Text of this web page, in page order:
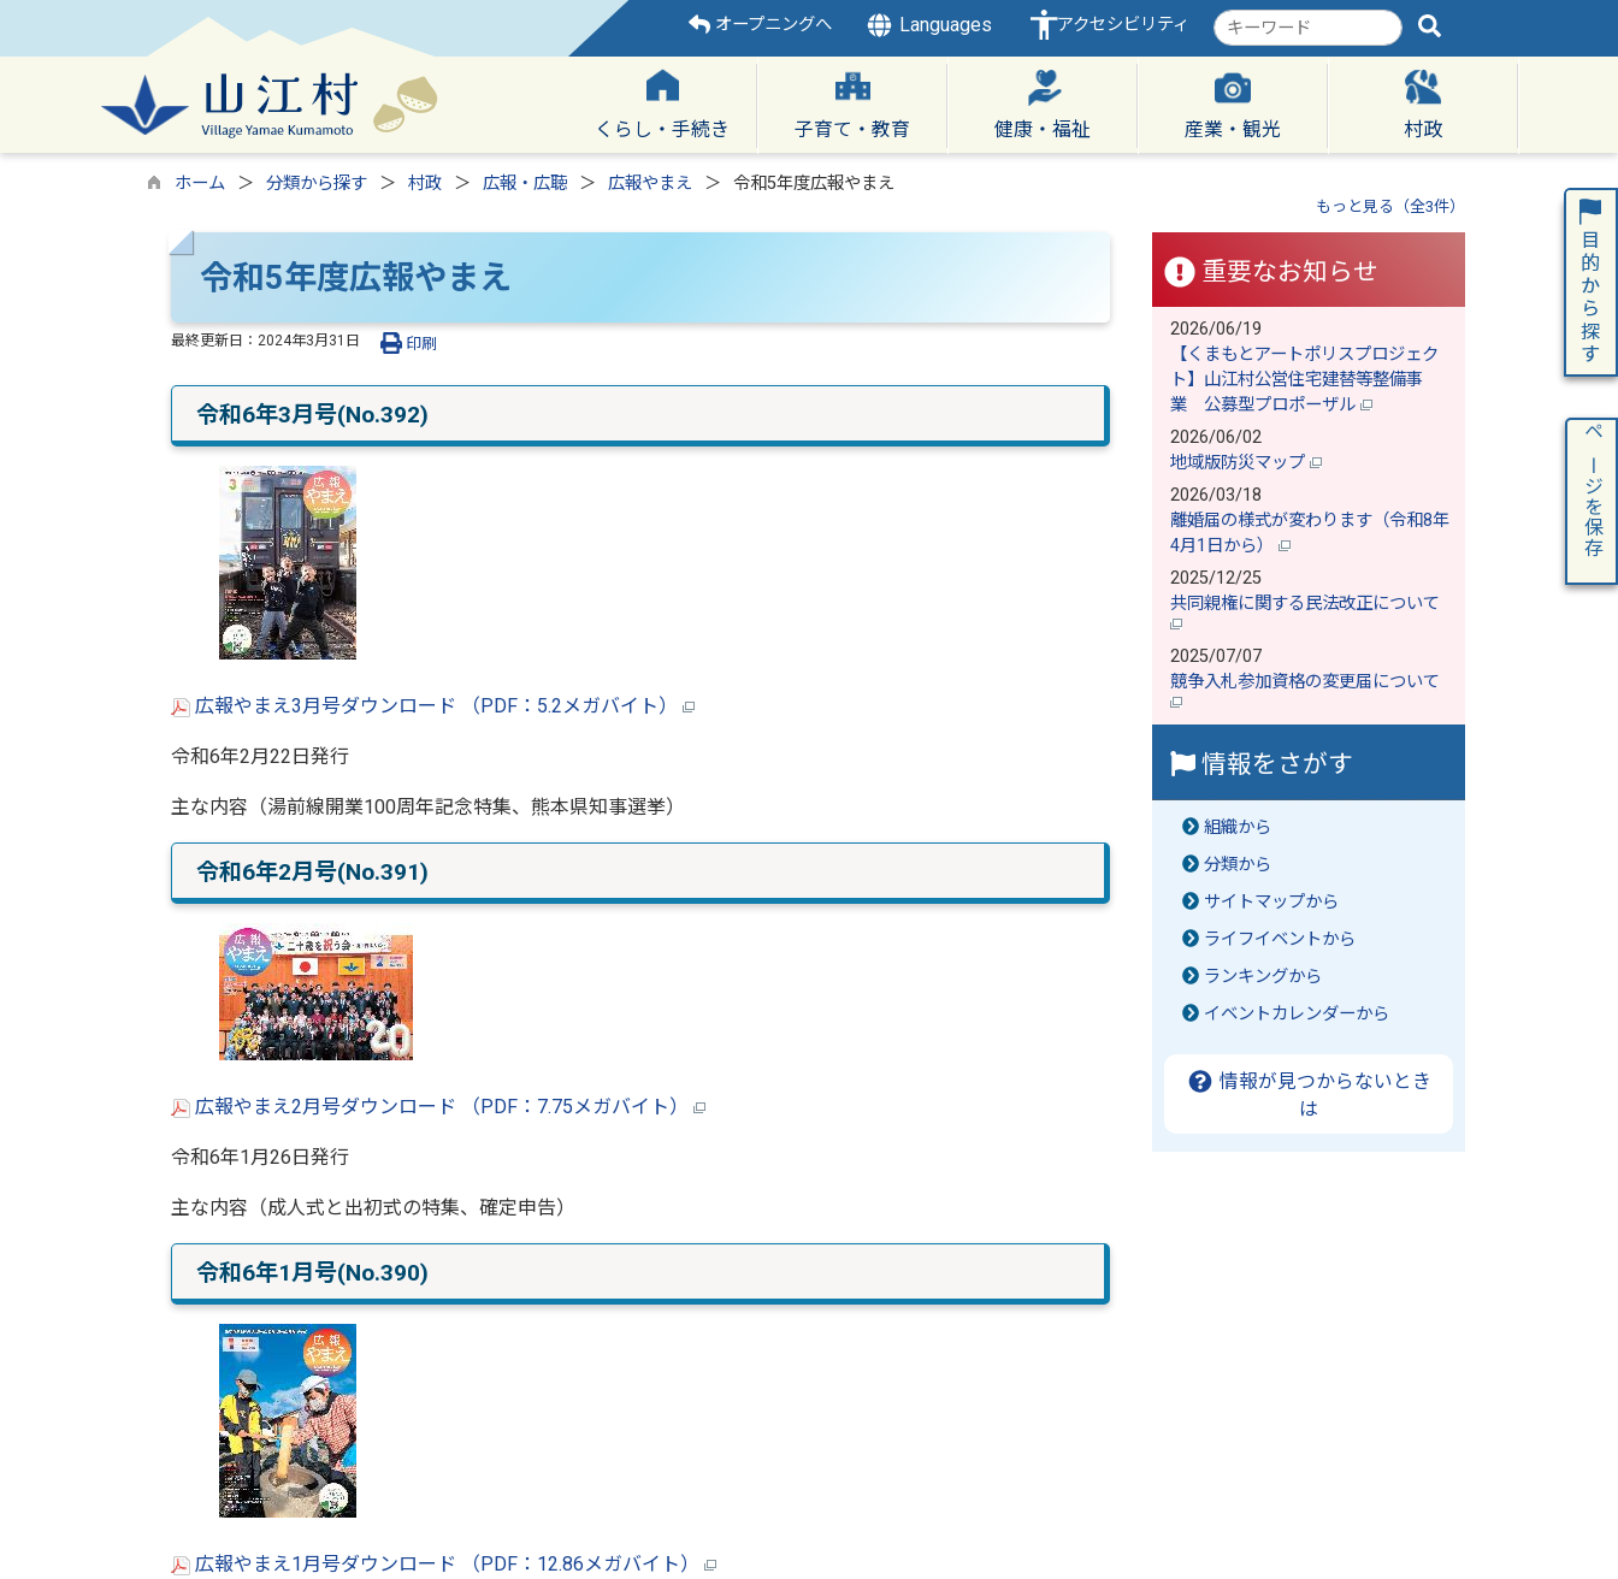
オープニングへ Languages アクセシビリティ
検
索
キ
ー
ワ
ー
くらし・手続き 子育て・教育 健康・福祉 産業・観光 村政
ホーム 分類から探す 村政 広報・広聴 広報やまえ 令和5年度広報やまえ
もっと見る（全3件）
令和5年度広報やまえ
最終更新日： 2024年3月31日 印刷
令和6年3月号(No.392)
広報やまえ3月号ダウンロード （PDF：5.2メガバイト）
令和6年2月22日発行
主な内容（湯前線開業100周年記念特集、熊本県知事選挙）
令和6年2月号(No.391)
広報やまえ2月号ダウンロード （PDF：7.75メガバイト）
令和6年1月26日発行
主な内容（成人式と出初式の特集、確定申告）
令和6年1月号(No.390)
広報やまえ1月号ダウンロード （PDF：12.86メガバイト）
重要なお知らせ
2026/06/19
【くまもとアートポリスプロジェク
ト】山江村公営住宅建替等整備事
業 公募型プロポーザル
2026/06/02
地域版防災マップ
2026/03/18
離婚届の様式が変わります（令和8年
4月1日から）
2025/12/25
共同親権に関する民法改正について
2025/07/07
競争入札参加資格の変更届について
情報をさがす
組織から
分類から
サイトマップから
ライフイベントから
ランキングから
イベントカレンダーから
情報が見つからないとき
は
ページを保存